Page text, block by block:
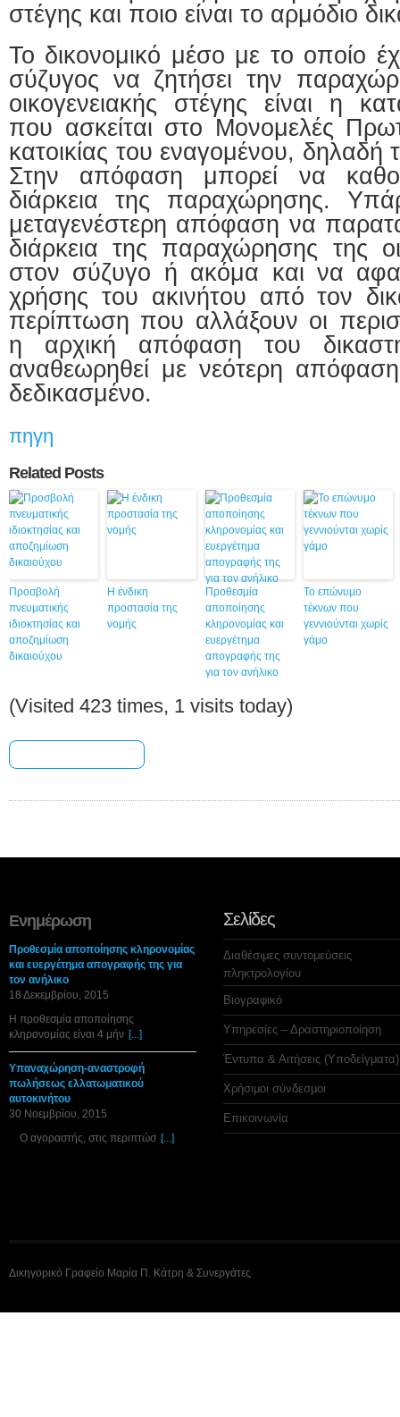
στέγης και ποιο είναι το αρμόδιο
Το δικονομικό μέσο με το οποίο
σύζυγος να ζητήσει την
οικογενειακής στέγης είναι η
που ασκείται στο Μονομελές
κατοικίας του εναγομένου,
Στην απόφαση μπορεί να
διάρκεια της παραχώρησης.
μεταγενέστερη απόφαση να
διάρκεια της παραχώρησης της
στον σύζυγο ή ακόμα και να
χρήσης του ακινήτου από τον
περίπτωση που αλλάξουν οι
η αρχική απόφαση του
αναθεωρηθεί με νεότερη απόφαση
δεδικασμένο.
πηγη
Related Posts
Προσβολή
πνευματικής
ιδιοκτησίας και
αποζημίωση
δικαιούχου
Η ένδικη
προστασία της
νομής
Προθεσμία
αποποίησης
κληρονομίας και
ευεργέτημα
απογραφής της
για τον ανήλικο
Το επώνυμο
τέκνων που
γεννιούνται χωρίς
γάμο
(Visited 423 times, 1 visits today)
Ενημέρωση
Προθεσμία αποποίησης κληρονομίας
και ευεργέτημα απογραφής της για
τον ανήλικο
18 Δεκεμβρίου, 2015
Η προθεσμία αποποίησης
κληρονομίας είναι 4 μήν [...]
Υπαναχώρηση-αναστροφή
πωλήσεως ελλατωματικού
αυτοκινήτου
30 Νοεμβρίου, 2015
Ο αγοραστής, στις περιπτώσ [...]
Σελίδες
Διαθέσιμες συντομεύσεις
πληκτρολογίου
Βιογραφικό
Υπηρεσίες – Δραστηριοποίηση
Έντυπα & Αιτήσεις (Υποδείγματα)
Χρήσιμοι σύνδεσμοι
Επικοινωνία
Δικηγορικό Γραφείο Μαρία Π. Κάτρη & Συνεργάτες